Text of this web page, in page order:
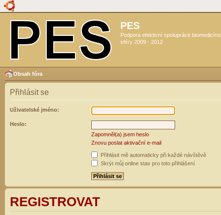
PES
Podpora efektivní spolupráce
sféry 2009 - 2012
Obsah fóra
Přihlásit se
Uživatelské jméno:
Heslo:
Zapomněl(a) jsem heslo
Znovu poslat aktivační e-mail
Přihlásit mě automaticky při každé návštěvě
Skrýt můj online stav pro toto přihlášení
REGISTROVAT